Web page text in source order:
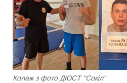
Колаж з фото ДЮСТ "Сокіл"